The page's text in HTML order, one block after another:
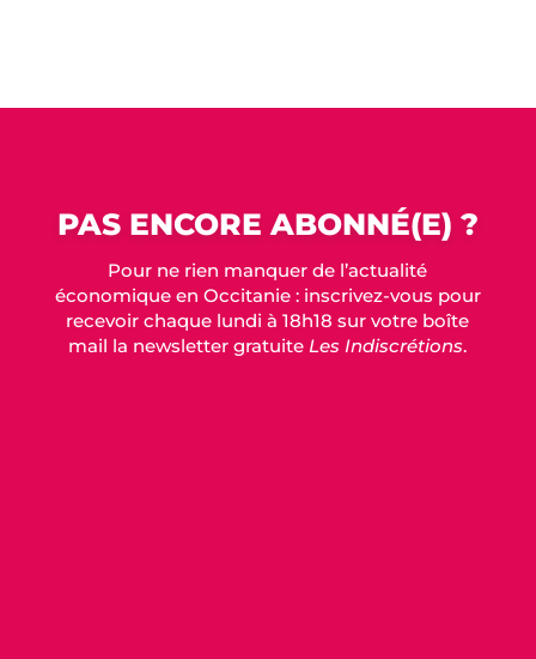
PAS ENCORE ABONNÉ(E) ?
Pour ne rien manquer de l’actualité
économique en Occitanie : inscrivez-vous pour
recevoir chaque lundi à 18h18 sur votre boîte
mail la newsletter gratuiteLes Indiscrétions.